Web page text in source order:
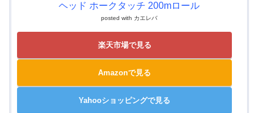
ヘッド ホークタッチ 200mロール
posted with カエレバ
楽天市場で見る
Amazonで見る
Yahooショッピングで見る